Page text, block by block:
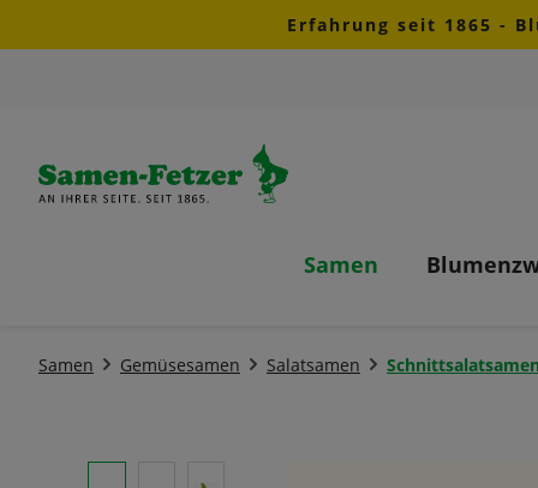
Zur Hauptnavigation springenErfahrung seit 1865 -
Samen
Samen Gemüsesamen Salatsamen